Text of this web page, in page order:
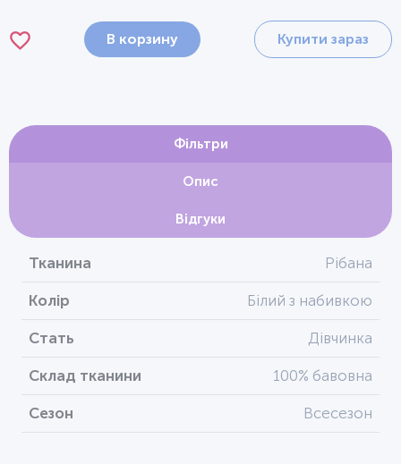
В корзину Купити зараз
Фільтри
Опис
Відгуки
Тканина Рібана
Колір Білий з набивкою
Стать Дівчинка
Склад тканини 100% бавовна
Сезон Всесезон